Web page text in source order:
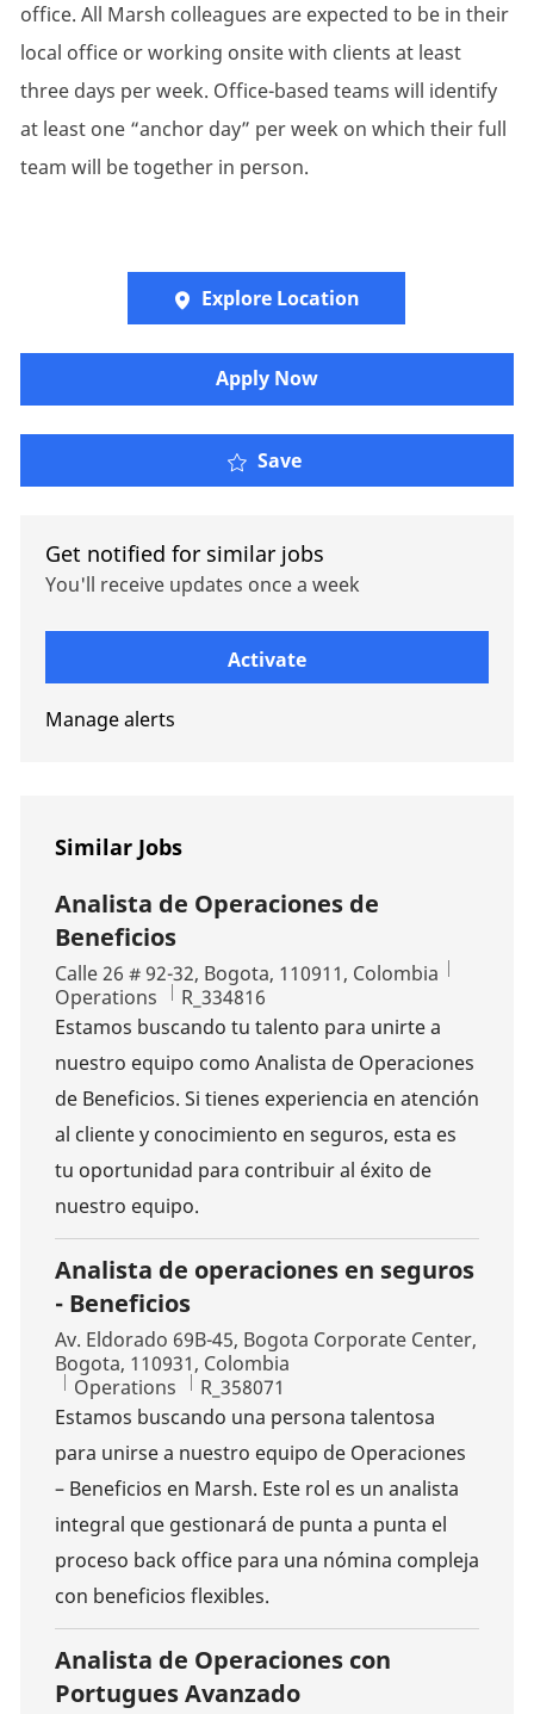
office. All Marsh colleagues are expected to be in their
local office or working onsite with clients at least
three days per week. Office-based teams will identify
at least one “anchor day” per week on which their full
team will be together in person.
Explore Location
Apply Now
Save
Get notified for similar jobs
You'll receive updates once a week
Activate
Manage alerts
Similar Jobs
Analista de Operaciones de
Beneficios
Location
Calle 26 # 92-32, Bogota, 110911, Colombia
Category
Operations Job Id
R_334816
Estamos buscando tu talento para unirte a
nuestro equipo como Analista de Operaciones
de Beneficios. Si tienes experiencia en atención
al cliente y conocimiento en seguros, esta es
tu oportunidad para contribuir al éxito de
nuestro equipo.
Analista de operaciones en seguros
- Beneficios
Location
Av. Eldorado 69B-45, Bogota Corporate Center,
Bogota, 110931, Colombia
Category
Operations Job Id
R_358071
Estamos buscando una persona talentosa
para unirse a nuestro equipo de Operaciones
– Beneficios en Marsh. Este rol es un analista
integral que gestionará de punta a punta el
proceso back office para una nómina compleja
con beneficios flexibles.
Analista de Operaciones con
Portugues Avanzado